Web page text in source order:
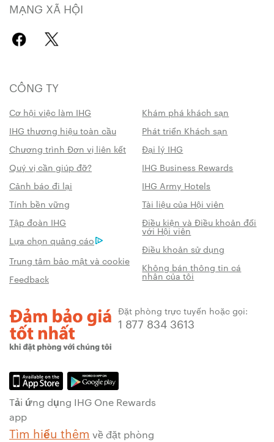
MẠNG XÃ HỘI
CÔNG TY
Cơ hội việc làm IHG
Khám phá khách sạn
IHG thương hiệu toàn cầu
Phát triển Khách sạn
Chương trình Đơn vị liên kết
Đại lý IHG
Quý vị cần giúp đỡ?
IHG Business Rewards
Cảnh báo đi lại
IHG Army Hotels
Tính bền vững
Tài liệu của Hội viên
Tập đoàn IHG
Điều kiện và Điều khoản đối
với Hội viên
Lựa chọn quảng cáo
Điều khoản sử dụng
Trung tâm bảo mật và cookie
Không bán thông tin cá
nhân của tôi
Feedback
Đặt phòng trực tuyến hoặc gọi:
1 877 834 3613
Tải ứng dụng IHG One Rewards
app
Tìm hiểu thêm về đặt phòng